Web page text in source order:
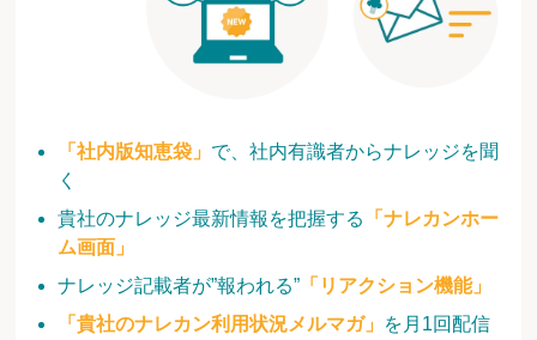
「社内版知恵袋」 で、社内有識者からナレッジを聞
く
貴社のナレッジ最新情報を把握する
「ナレカンホー
ム画面」
ナレッジ記載者が”報われる” 「リアクション機能」
「貴社のナレカン利用状況メルマガ」 を月1回配信